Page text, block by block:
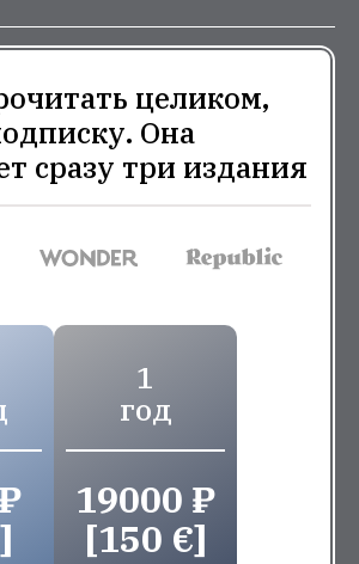
целиком,
Она
сразу три издания
1
год
19000 ₽
[150 €]